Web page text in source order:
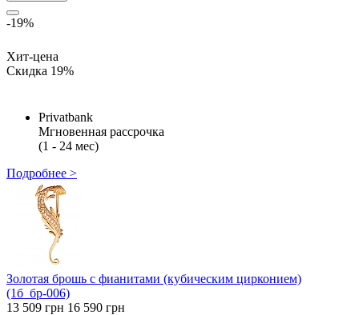
-19%
Хит-цена
Скидка 19%
Privatbank
Мгновенная рассрочка
(1 - 24 мес)
Подробнее >
Золотая брошь с фианитами (кубическим цирконием)
(1б_бр-006)
13 509 грн 16 590 грн